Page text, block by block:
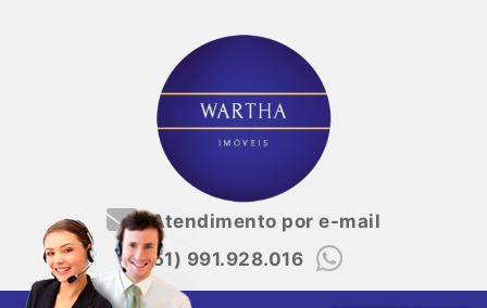
Atendimento por e-mail
(51) 991.928.016